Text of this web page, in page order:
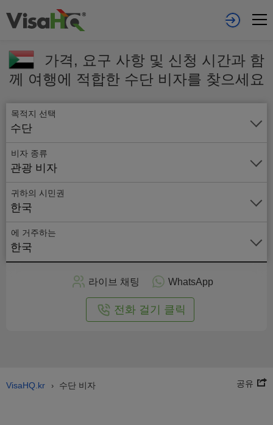
가격, 요구 사항 및 신청 시간과 함
께 여행에 적합한 수단 비자를 찾으세요
목적지 선택
수단
비자 종류
관광 비자
귀하의 시민권
한국
에 거주하는
한국
온
라
인
라이브 채팅 WhatsApp
전화 걸기 클릭
VisaHQ.kr › 수단 비자 공유